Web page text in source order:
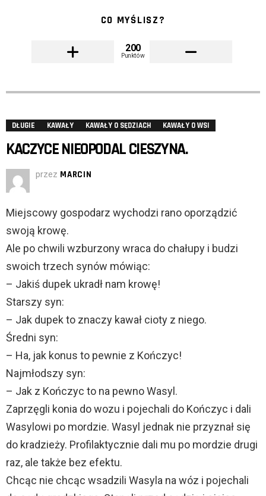
CO MYŚLISZ?
200
Punktów
DŁUGIE KAWAŁY KAWAŁY O SĘDZIACH KAWAŁY O WSI
KACZYCE NIEOPODAL CIESZYNA.
przez MARCIN
Miejscowy gospodarz wychodzi rano oporządzić
swoją krowę.
Ale po chwili wzburzony wraca do chałupy i budzi
swoich trzech synów mówiąc:
– Jakiś dupek ukradł nam krowę!
Starszy syn:
– Jak dupek to znaczy kawał cioty z niego.
Średni syn:
– Ha, jak konus to pewnie z Kończyc!
Najmłodszy syn:
– Jak z Kończyc to na pewno Wasyl.
Zaprzęgli konia do wozu i pojechali do Kończyc i dali
Wasylowi po mordzie. Wasyl jednak nie przyznał się
do kradzieży. Profilaktycznie dali mu po mordzie drugi
raz, ale także bez efektu.
Chcąc nie chcąc wsadzili Wasyla na wóz i pojechali